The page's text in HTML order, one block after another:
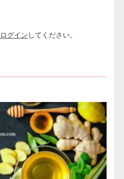
ログイン してください。